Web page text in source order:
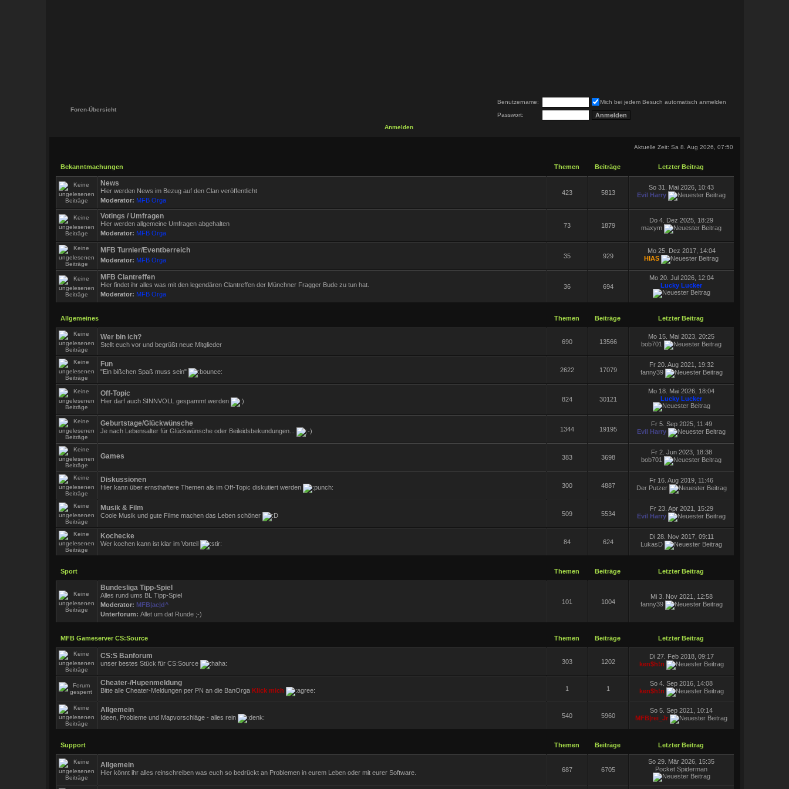
Benutzername:
Mich bei jedem Besuch automatisch anmelden
Passwort:
Foren-Übersicht
Anmelden
Aktuelle Zeit: Sa 8. Aug 2026, 07:50
Bekanntmachungen Themen Beiträge Letzter Beitrag
News
Hier werden News im Bezug auf den Clan veröffentlicht
Moderator: MFB Orga
423 5813
So 31. Mai 2026, 10:43
Evil Harry
Votings / Umfragen
Hier werden allgemeine Umfragen abgehalten
Moderator: MFB Orga
73 1879
Do 4. Dez 2025, 18:29
maxym
MFB Turnier/Eventberreich
Moderator: MFB Orga
35 929
Mo 25. Dez 2017, 14:04
HIAS
MFB Clantreffen
Hier findet ihr alles was mit den legendären Clantreffen der Münchner Fragger Bude zu tun hat.
Moderator: MFB Orga
36 694
Mo 20. Jul 2026, 12:04
Lucky Lucker
Allgemeines Themen Beiträge Letzter Beitrag
Wer bin ich?
Stellt euch vor und begrüßt neue Mitglieder 690 13566
Mo 15. Mai 2023, 20:25
bob701
Fun
"Ein bißchen Spaß muss sein" 2622 17079
Fr 20. Aug 2021, 19:32
fanny39
Off-Topic
Hier darf auch SINNVOLL gespammt werden 824 30121
Mo 18. Mai 2026, 18:04
Lucky Lucker
Geburtstage/Glückwünsche
Je nach Lebensalter für Glückwünsche oder Beileidsbekundungen... 1344 19195
Fr 5. Sep 2025, 11:49
Evil Harry
Games 383 3698
Fr 2. Jun 2023, 18:38
bob701
Diskussionen
Hier kann über ernsthaftere Themen als im Off-Topic diskutiert werden 300 4887
Fr 16. Aug 2019, 11:46
Der Putzer
Musik & Film
Coole Musik und gute Filme machen das Leben schöner 509 5534
Fr 23. Apr 2021, 15:29
Evil Harry
Kochecke
Wer kochen kann ist klar im Vorteil 84 624
Di 28. Nov 2017, 09:11
LukasD
Sport Themen Beiträge Letzter Beitrag
Bundesliga Tipp-Spiel
Alles rund ums BL Tipp-Spiel
Moderator: MFB|ac|d^
Unterforum: Allet um dat Runde ;-)
101 1004
Mi 3. Nov 2021, 12:58
fanny39
MFB Gameserver CS:Source Themen Beiträge Letzter Beitrag
CS:S Banforum
unser bestes Stück für CS:Source 303 1202
Di 27. Feb 2018, 09:17
ken$h!n
Cheater-/Hupenmeldung
Bitte alle Cheater-Meldungen per PN an die BanOrga Klick mich 1 1
So 4. Sep 2016, 14:08
ken$h!n
Allgemein
Ideen, Probleme und Mapvorschläge - alles rein 540 5960
So 5. Sep 2021, 10:14
MFB|rei_Jr
Support Themen Beiträge Letzter Beitrag
Allgemein
Hier könnt ihr alles reinschreiben was euch so bedrückt an Problemen in eurem Leben oder mit eurer Software. 687 6705
So 29. Mär 2026, 15:35
Pocket Spiderman